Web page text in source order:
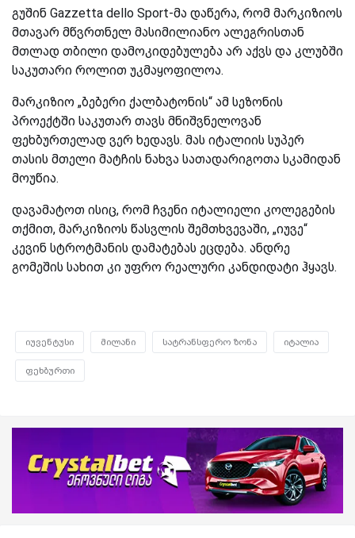
გუშინ Gazzetta dello Sport-მა დაწერა, რომ მარკიზიოს
მთავარ მწვრთნელ მასიმილიანო ალეგრისთან
მთლად თბილი დამოკიდებულება არ აქვს და კლუბში
საკუთარი როლით უკმაყოფილოა.
მარკიზიო „ბებერი ქალბატონის“ ამ სეზონის
პროექტში საკუთარ თავს მნიშვნელოვან
ფეხბურთელად ვერ ხედავს. მას იტალიის სუპერ
თასის მთელი მატჩის ნახვა სათადარიგოთა სკამიდან
მოუწია.
დავამატოთ ისიც, რომ ჩვენი იტალიელი კოლეგების
თქმით, მარკიზიოს წასვლის შემთხვევაში, „იუვე“
კევინ სტროტმანის დამატებას ეცდება. ანდრე
გომეშის სახით კი უფრო რეალური კანდიდატი ჰყავს.
იუვენტუსი მილანი სატრანსფერო ზონა იტალია
ფეხბურთი